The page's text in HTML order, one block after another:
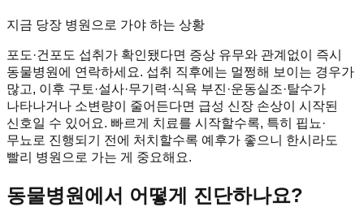
지금 당장 병원으로 가야 하는 상황
포도·건포도 섭취가 확인됐다면 증상 유무와 관계없이 즉시
동물병원에 연락하세요. 섭취 직후에는 멀쩡해 보이는 경우가
많고, 이후 구토·설사·무기력·식욕 부진·운동실조·탈수가
나타나거나 소변량이 줄어든다면 급성 신장 손상이 시작된
신호일 수 있어요. 빠르게 치료를 시작할수록, 특히 핍뇨·
무뇨로 진행되기 전에 처치할수록 예후가 좋으니 한시라도
빨리 병원으로 가는 게 중요해요.
동물병원에서 어떻게 진단하나요?